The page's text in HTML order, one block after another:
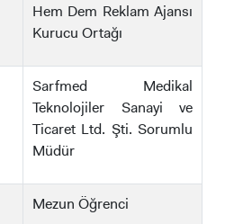
Hem Dem Reklam Ajansı
Kurucu Ortağı
Sarfmed Medikal
Teknolojiler Sanayi ve
Ticaret Ltd. Şti. Sorumlu
Müdür
Mezun Öğrenci